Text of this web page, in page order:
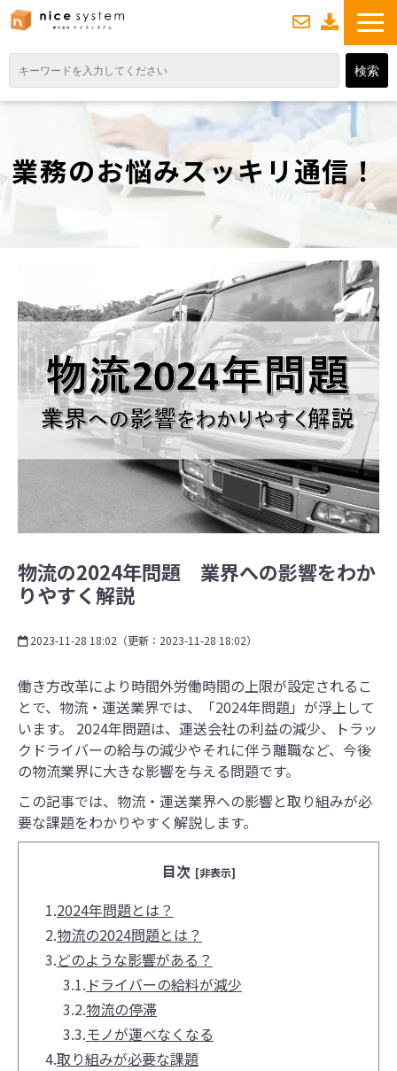
TOP
サービス紹介
業務DXソリューション
業務から探す
業務のお悩みスッキリ通信
よくあるご質問
業務のお悩みスッキリ通信！
物流の2024年問題 業界への影響をわか
りやすく解説
2023-11-28 18:02 （更新： 2023-11-28 18:02）
働き方改革により時間外労働時間の上限が設定されるこ
とで、物流・運送業界では、「2024年問題」が浮上して
います。 2024年問題は、運送会社の利益の減少、トラッ
クドライバーの給与の減少やそれに伴う離職など、今後
の物流業界に大きな影響を与える問題です。
この記事では、物流・運送業界への影響と取り組みが必
要な課題をわかりやすく解説します。
目次 [非表示]
1.2024年問題とは？
2.物流の2024問題とは？
3.どのような影響がある？
3.1. ドライバーの給料が減少
3.2.物流の停滞
3.3.モノが運べなくなる
4.取り組みが必要な課題